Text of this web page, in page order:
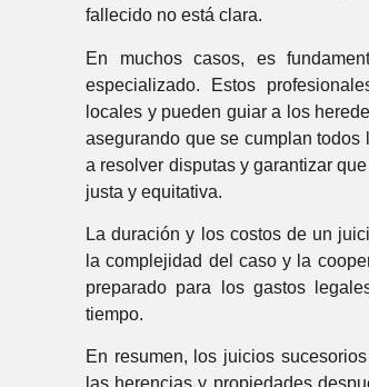
fallecido no está clara.
En muchos casos, es
especializado. Estos
locales y pueden guiar a los
asegurando que se cumplan
a resolver disputas y garantizar
justa y equitativa.
La duración y los costos de un
la complejidad del caso y la
preparado para los gastos
tiempo.
En resumen, los juicios